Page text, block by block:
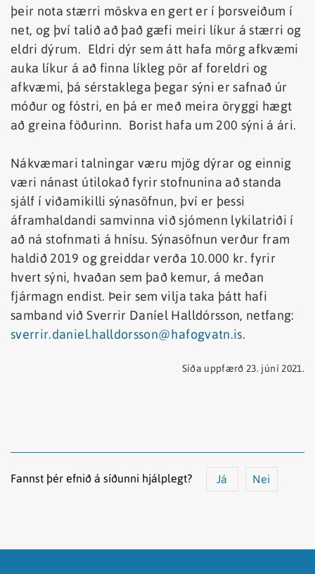
þeir nota stærri möskva en gert er í þorsveiðum í
net, og því talið að það gæfi meiri líkur á stærri og
eldri dýrum. Eldri dýr sem átt hafa mörg afkvæmi
auka líkur á að finna líkleg pör af foreldri og
afkvæmi, þá sérstaklega þegar sýni er safnað úr
móður og fóstri, en þá er með meira öryggi hægt
að greina föðurinn. Borist hafa um 200 sýni á ári.
Nákvæmari talningar væru mjög dýrar og einnig
væri nánast útilokað fyrir stofnunina að standa
sjálf í viðamikilli sýnasöfnun, því er þessi
áframhaldandi samvinna við sjómenn lykilatriði í
að ná stofnmati á hnísu. Sýnasöfnun verður fram
haldið 2019 og greiddar verða 10.000 kr. fyrir
hvert sýni, hvaðan sem það kemur, á meðan
fjármagn endist. Þeir sem vilja taka þátt hafi
samband við Sverrir Daníel Halldórsson, netfang:
sverrir.daniel.halldorsson@hafogvatn.is.
Síða uppfærð 23. júní 2021.
Fannst þér efnið á síðunni hjálplegt? Já Nei